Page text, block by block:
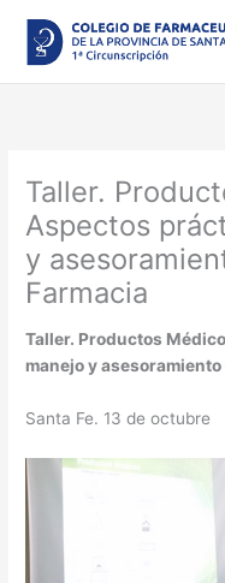
contenido
Taller.
Aspectos
y
Farmacia
Taller. Productos
manejo y
Santa Fe. 13 de octubre